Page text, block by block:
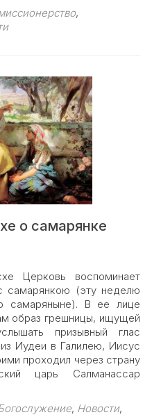
,
о самарянке
Церковь воспоминает
самарянкою (эту неделю
самаряныне). В ее лице
образ грешницы, ищущей
призывный глас
Иудеи в Галилею, Иисус
проходил через страну
царь Салманассар
, Новости,